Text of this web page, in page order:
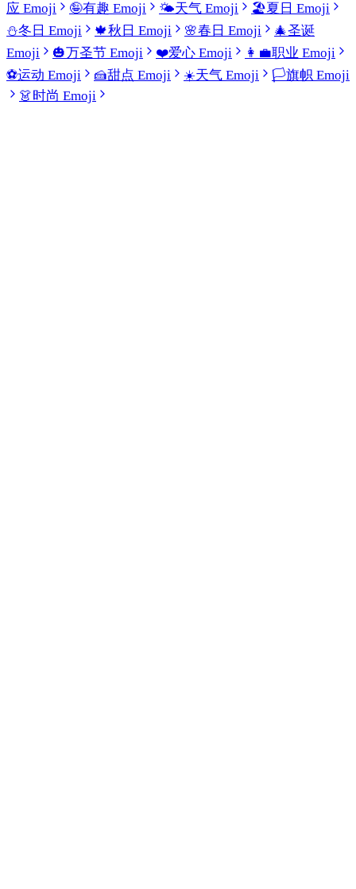
应 Emoji
🤪有趣 Emoji 🌤️天气 Emoji 🏖️夏日 Emoji
⛄冬日 Emoji 🍁秋日 Emoji 🌸春日 Emoji 🎄圣诞
Emoji
🎃万圣节 Emoji ❤️爱心 Emoji 👩‍💼职业 Emoji
⚽运动 Emoji 🍰甜点 Emoji ☀️天气 Emoji 🏳️旗帜 Emoji
👗时尚 Emoji